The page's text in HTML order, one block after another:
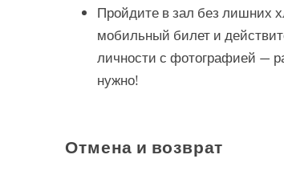
Пройдите в зал без лишних
мобильный билет и
личности с фотографией —
нужно!
Отмена и возврат